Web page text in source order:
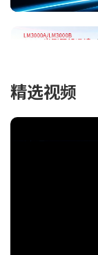
精选视频